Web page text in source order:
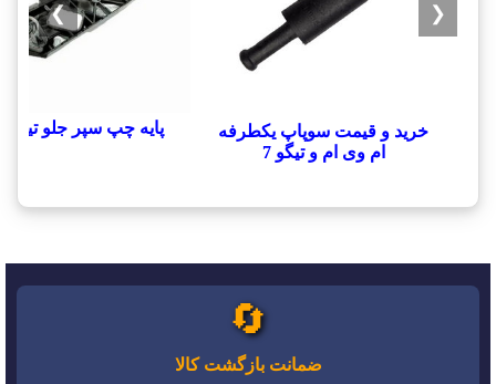
خرید و قیمت سوپاپ یکطرفه
ام وی ام و تیگو 7
پایه چپ سپر جلو تیگو 7
❮
❯
🔄
ضمانت بازگشت کالا